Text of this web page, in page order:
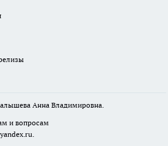
Анна Владимировна.
и вопросам